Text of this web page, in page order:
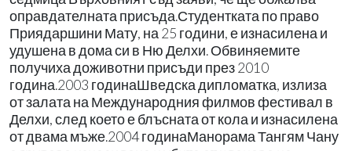
оправдателната присъда.Студентката по право
Приядаршини Мату, на 25 години, е изнасилена и
удушена в дома си в Ню Делхи. Обвиняемите
получиха доживотни присъди през 2010
година.2003 годинаШведска дипломатка, излиза
от залата на Международния филмов фестивал в
Делхи, след което е блъсната от кола и изнасилена
от двама мъже.2004 годинаМанорама Тангям Чану